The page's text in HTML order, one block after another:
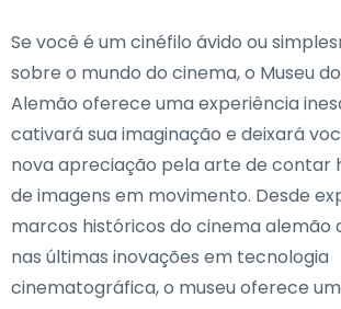
Se você é um cinéfilo ávido ou
sobre o mundo do cinema, o Museu
Alemão oferece uma experiência
cativará sua imaginação e deixará
nova apreciação pela arte de contar
de imagens em movimento. Desde
marcos históricos do cinema alemão
nas últimas inovações em tecnologia
cinematográfica, o museu oferece